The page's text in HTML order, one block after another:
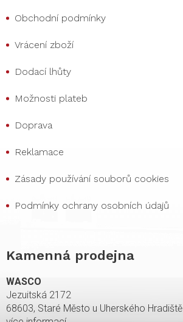
Obchodní podmínky
Vrácení zboží
Dodací lhůty
Možnosti plateb
Doprava
Reklamace
Zásady používání souborů cookies
Podmínky ochrany osobních údajů
Kamenná prodejna
WASCO
Jezuitská 2172
68603, Staré Město u Uherského Hradiště